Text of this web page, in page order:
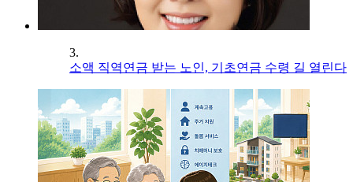
3.
소액 직역연금 받는 노인, 기초연금 수령 길 열린다